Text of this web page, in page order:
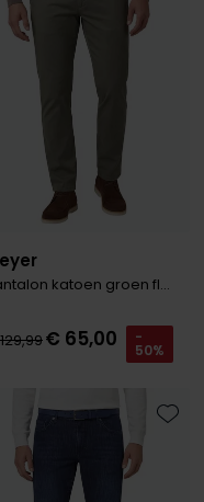
Pantalon katoen groen flatfront
€ 65,00 -
50%
aan favorieten